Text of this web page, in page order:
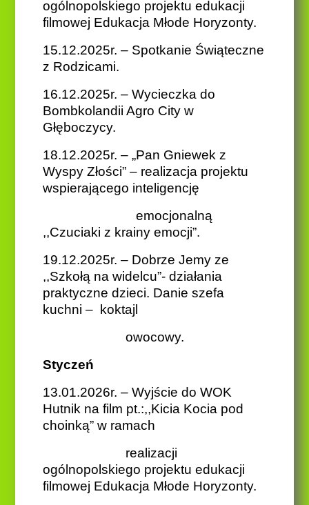
ogólnopolskiego projektu edukacji
filmowej Edukacja Młode Horyzonty.
15.12.2025r. – Spotkanie Świąteczne
z Rodzicami.
16.12.2025r. – Wycieczka do
Bombkolandii Agro City w
Głęboczycy.
18.12.2025r. – „Pan Gniewek z
Wyspy Złości” – realizacja projektu
wspierającego inteligencję
emocjonalną
,,Czuciaki z krainy emocji”.
19.12.2025r. – Dobrze Jemy ze
,,Szkołą na widelcu”- działania
praktyczne dzieci. Danie szefa
kuchni – koktajl
owocowy.
Styczeń
13.01.2026r. – Wyjście do WOK
Hutnik na film pt.:,,Kicia Kocia pod
choinką” w ramach
realizacji
ogólnopolskiego projektu edukacji
filmowej Edukacja Młode Horyzonty.